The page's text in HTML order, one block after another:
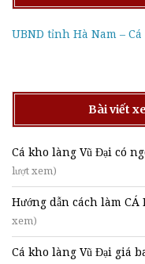
UBND tỉnh Hà Nam –
Bài viết
Cá kho làng Vũ Đại có
lượt xem)
Hướng dẫn cách làm CÁ
xem)
Cá kho làng Vũ Đại giá